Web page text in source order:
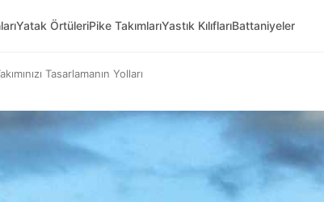
Yatak ÖrtüleriPike TakımlarıYastık KılıflarıBattaniyeler
Tasarlamanın Yolları